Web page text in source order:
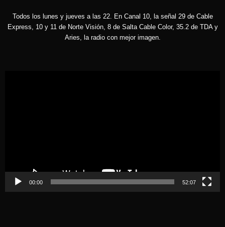
Todos los lunes y jueves a las 22. En Canal 10, la señal 29 de Cable
Express, 10 y 11 de Norte Visión, 8 de Salta Cable Color, 35.2 de TDA y
Aries, la radio con mejor imagen.
00:00 52:07